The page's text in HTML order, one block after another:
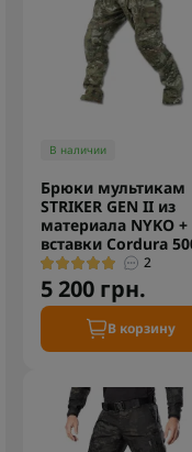
В наличии
Брюки мультикам
STRIKER GEN II из
материала NYKO +
вставки Cordura
2
5 200 грн.
В корзину